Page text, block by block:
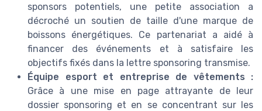
sponsors potentiels, une petite association a
décroché un soutien de taille d'une marque de
boissons énergétiques. Ce partenariat a aidé à
financer des événements et à satisfaire les
objectifs fixés dans la lettre sponsoring transmise.
Équipe esport et entreprise de vêtements :
Grâce à une mise en page attrayante de leur
dossier sponsoring et en se concentrant sur les